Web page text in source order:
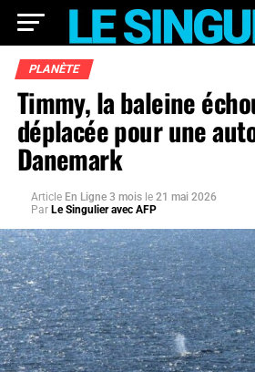
PLANÈTE
Timmy, la baleine
déplacée pour une
Danemark
Article En Ligne 3 mois le 21 mai 2026
Par Le Singulier avec AFP